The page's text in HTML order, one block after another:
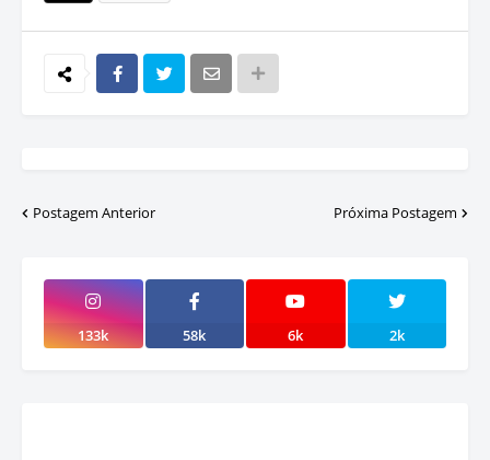
Postagem Anterior Próxima Postagem
133k 58k 6k 2k